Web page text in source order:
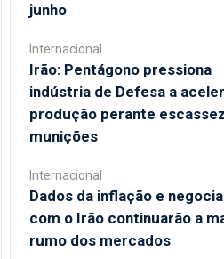
junho
Internacional
Irão: Pentágono pressiona
indústria de Defesa a
produção perante
munições
Internacional
Dados da inflação e
com o Irão continuarão a
rumo dos mercados